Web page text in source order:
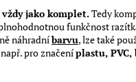
jako komplet.Tedy
funkčnost
náhradníbarvu, lze také
pro značeníplastu,